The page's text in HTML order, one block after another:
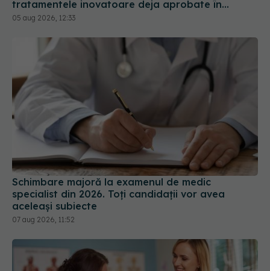
tratamentele inovatoare deja aprobate în
Europa
05 aug 2026, 12:33
Schimbare majoră la examenul de medic
specialist din 2026. Toți candidații vor avea
aceleași subiecte
07 aug 2026, 11:52